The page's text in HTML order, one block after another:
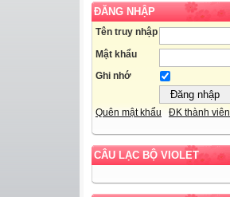
ĐĂNG NHẬP
Tên truy nhập
Mật khẩu
Ghi nhớ
Quên mật khẩu ĐK thành viên
CÂU LẠC BỘ VIOLET